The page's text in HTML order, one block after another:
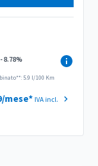
8.78%
5.9 l/100 Km
mese* IVA incl.